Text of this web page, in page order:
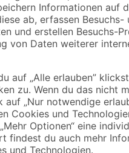
Versandarten
App herunterladen